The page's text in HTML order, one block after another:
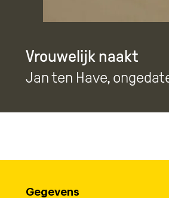
Vrouwelijk naakt
Jan ten Have,
Gegevens